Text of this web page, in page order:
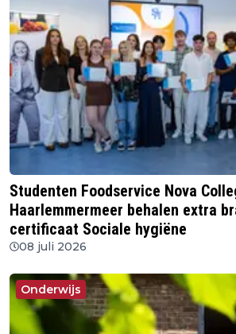
Studenten Foodservice Nova
Haarlemmermeer behalen extra
certificaat Sociale hygiëne
08 juli 2026
Onderwijs